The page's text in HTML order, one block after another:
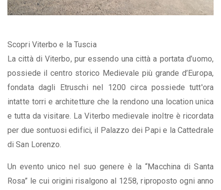
Scopri Viterbo e la Tuscia
La città di Viterbo, pur essendo una città a portata d’uomo,
possiede il centro storico Medievale più grande d’Europa,
fondata dagli Etruschi nel 1200 circa possiede tutt'ora
intatte torri e architetture che la rendono una location unica
e tutta da visitare. La Viterbo medievale inoltre è ricordata
per due sontuosi edifici, il Palazzo dei Papi e la Cattedrale
di San Lorenzo.
Un evento unico nel suo genere è la “Macchina di Santa
Rosa” le cui origini risalgono al 1258, riproposto ogni anno